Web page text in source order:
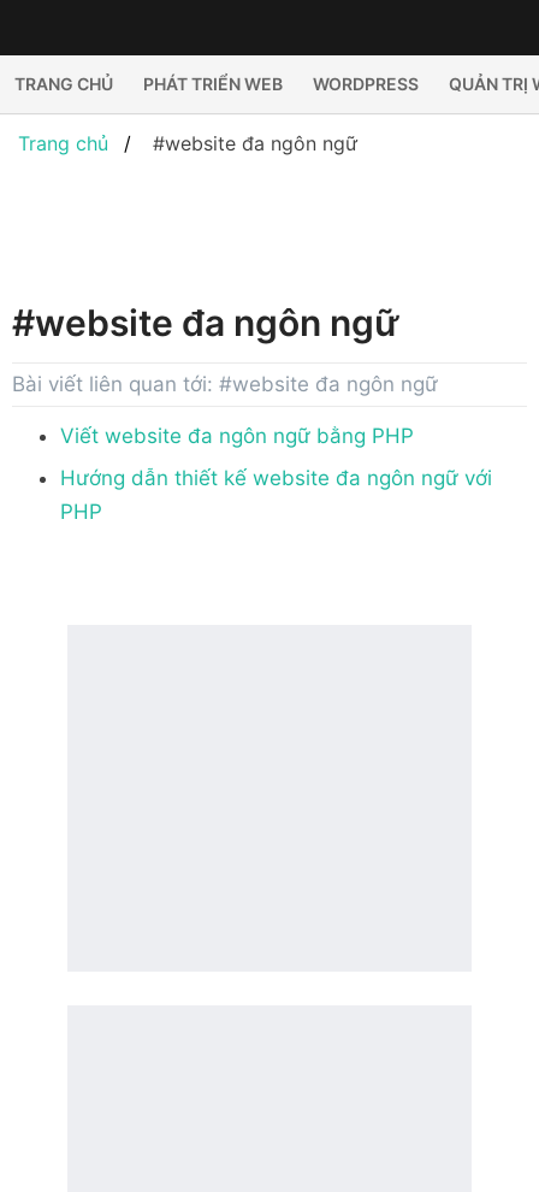
TRANG CHỦ PHÁT TRIỂN WEB WORDPRESS QUẢN TRỊ
Trang chủ #website đa ngôn ngữ
#website đa ngôn ngữ
Bài viết liên quan tới: #website đa ngôn ngữ
Viết website đa ngôn ngữ bằng PHP
Hướng dẫn thiết kế website đa ngôn ngữ với
PHP